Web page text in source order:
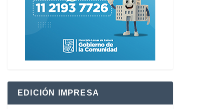
EDICIÓN IMPRESA